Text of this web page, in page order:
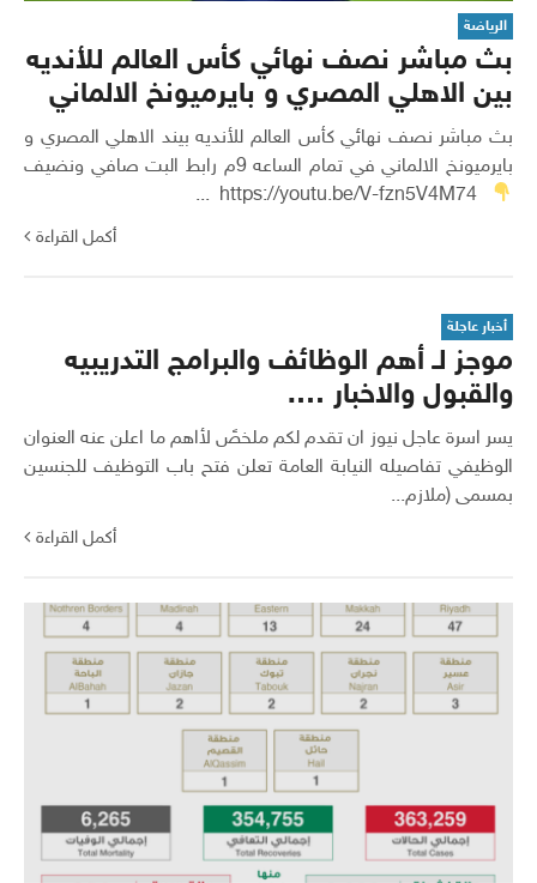
الرياضة
بث مباشر نصف نهائي كأس العالم للأنديه
بين الاهلي المصري و بايرميونخ الالماني
بث مباشر نصف نهائي كأس العالم للأنديه بيند الاهلي المصري و
بايرميونخ الالماني في تمام الساعه 9م رابط البت صافي ونضيف
https://youtu.be/V-fzn5V4M74 ...
أكمل القراءة
أخبار عاجلة
موجز لـ أهم الوظائف والبرامج التدريبيه
والقبول والاخبار ….
يسر اسرة عاجل نيوز ان تقدم لكم ملخصً لأاهم ما اعلن عنه العنوان
الوظيفي تفاصيله النيابة العامة تعلن فتح باب التوظيف للجنسين
بمسمى (ملازم...
أكمل القراءة